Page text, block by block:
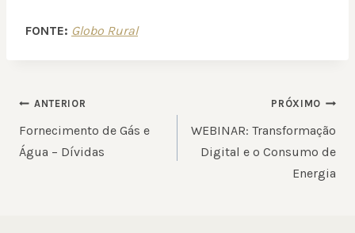
FONTE: Globo Rural
NAVEGAÇÃO
DE
POST
ANTERIOR
Fornecimento de Gás e
Água – Dívidas
PRÓXIMO
WEBINAR: Transformação
Digital e o Consumo de
Energia